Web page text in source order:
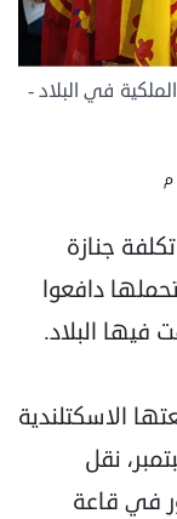
في البلاد -
جنازة
تحملها دافعوا
عامًا في قلعتها الاسكتلندية
نقل
في قاعة